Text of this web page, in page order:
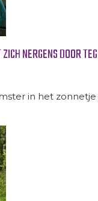
NERGENS DOOR
in het